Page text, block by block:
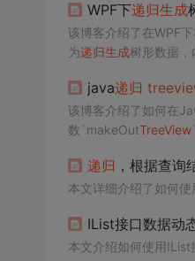
WPF下递归生成
该博客介绍了在WPF
为递归生成树形数据，
java递归
该博客介绍了如何在
数`makeOutTreeView
递归 ，根据查询
本文详细介绍了如何使
IList接口数据动态
本文介绍如何使用IList